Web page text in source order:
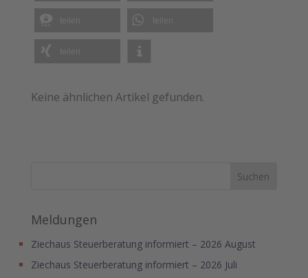
Keine ähnlichen Artikel gefunden.
Meldungen
Ziechaus Steuerberatung informiert – 2026 August
Ziechaus Steuerberatung informiert – 2026 Juli